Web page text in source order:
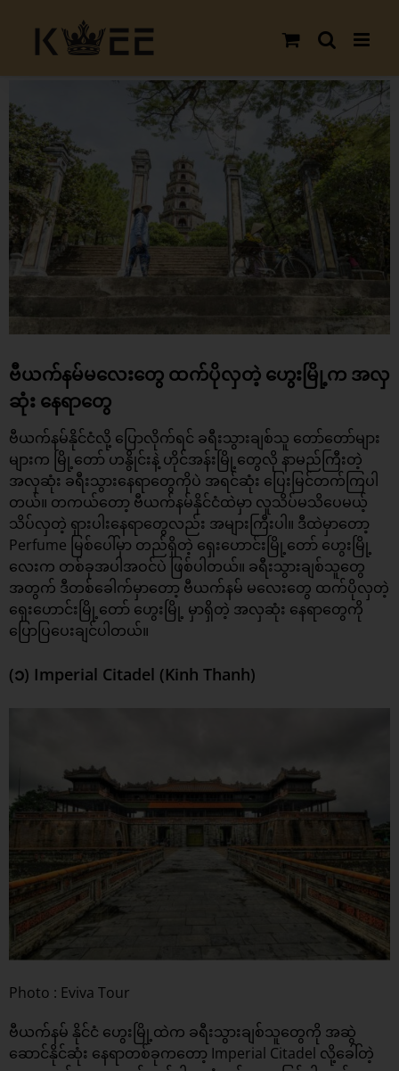
content
Larger
Image
ဗီယက်နမ်မလေးတွေ ထက်ပိုလှတဲ့ ဟွေးမြို့က အလှ
ဆုံး နေရာတွေ
ဗီယက်နမ်နိုင်ငံလို့ ပြောလိုက်ရင် ခရီးသွားချစ်သူ တော်တော်များ
များက မြို့တော် ဟနွိုင်းနဲ့ ဟိုင်အန်းမြို့တွေလို နာမည်ကြီးတဲ့
အလှဆုံး ခရီးသွားနေရာတွေကိုပဲ အရင်ဆုံး ပြေးမြင်တက်ကြပါ
တယ်။ တကယ်တော့ ဗီယက်နမ်နိုင်ငံထဲမှာ လူသိပ်မသိပေမယ့်
သိပ်လှတဲ့ ရှားပါးနေရာတွေလည်း အများကြီးပါ။ ဒီထဲမှာတော့
Perfume မြစ်ပေါ်မှာ တည်ရှိတဲ့ ရှေးဟောင်းမြို့တော် ဟွေးမြို့
လေးက တစ်ခုအပါအဝင်ပဲ ဖြစ်ပါတယ်။ ခရီးသွားချစ်သူတွေ
အတွက် ဒီတစ်ခေါက်မှာတော့ ဗီယက်နမ် မလေးတွေ ထက်ပိုလှတဲ့
ရှေးဟောင်းမြို့တော် ဟွေးမြို့ မှာရှိတဲ့ အလှဆုံး နေရာတွေကို
ပြောပြပေးချင်ပါတယ်။
(၁) Imperial Citadel (Kinh Thanh)
Photo : Eviva Tour
ဗီယက်နမ် နိုင်ငံ ဟွေးမြို့ထဲက ခရီးသွားချစ်သူတွေကို အဆွဲ
ဆောင်နိုင်ဆုံး နေရာတစ်ခုကတော့ Imperial Citadel လို့ခေါ်တဲ့